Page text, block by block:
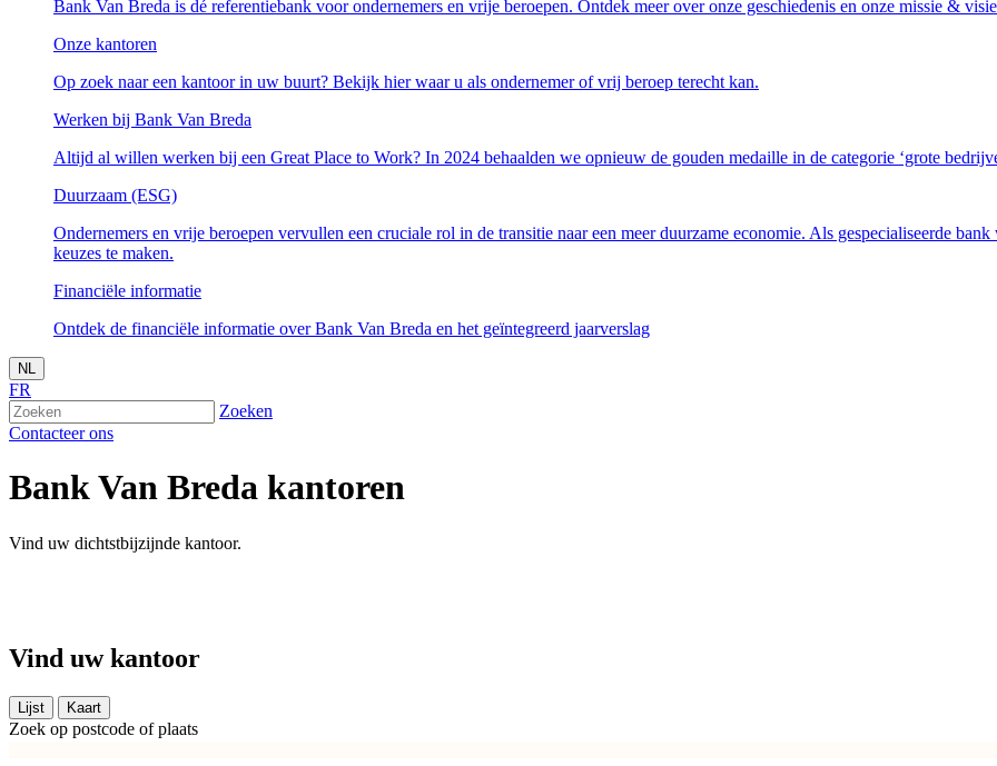
Bank Van Breda is dé referentiebank voor ondernemers en vrije beroepen. Ontdek meer over onze geschiedenis en onze missie &
Onze kantoren
Op zoek naar een kantoor in uw buurt? Bekijk hier waar u als ondernemer of vrij beroep terecht kan.
Werken bij Bank Van Breda
Altijd al willen werken bij een Great Place to Work? In 2024 behaalden we opnieuw de gouden medaille in de categorie ‘grote
Duurzaam (ESG)
Ondernemers en vrije beroepen vervullen een cruciale rol in de transitie naar een meer duurzame economie. Als gespecialiseerde
keuzes te maken.
Financiële informatie
Ontdek de financiële informatie over Bank Van Breda en het geïntegreerd jaarverslag
NL
FR
Zoeken
Contacteer ons
Bank Van Breda kantoren
Vind uw dichtstbijzijnde kantoor.
Vind uw kantoor
Lijst Kaart
Zoek op postcode of plaats